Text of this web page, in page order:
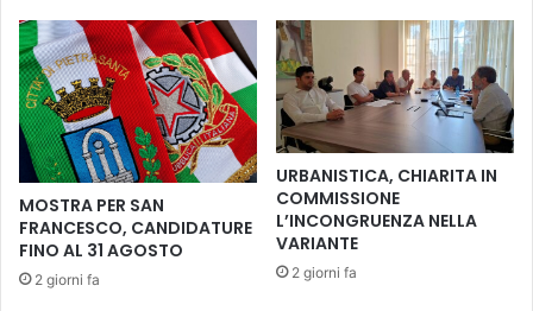
I
C
A
P
E
C
U
L
T
U
d
i
S
p
h
n
d
i
.
E
MOSTRA PER SAN
FRANCESCO, CANDIDATURE
FINO AL 31 AGOSTO
2 giorni fa
URBANISTICA, CHIARITA IN
COMMISSIONE
L’INCONGRUENZA NELLA
VARIANTE
2 giorni fa